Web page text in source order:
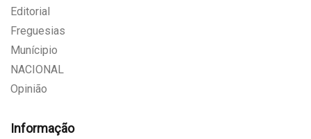
Editorial
Freguesias
Munícipio
NACIONAL
Opinião
Informação